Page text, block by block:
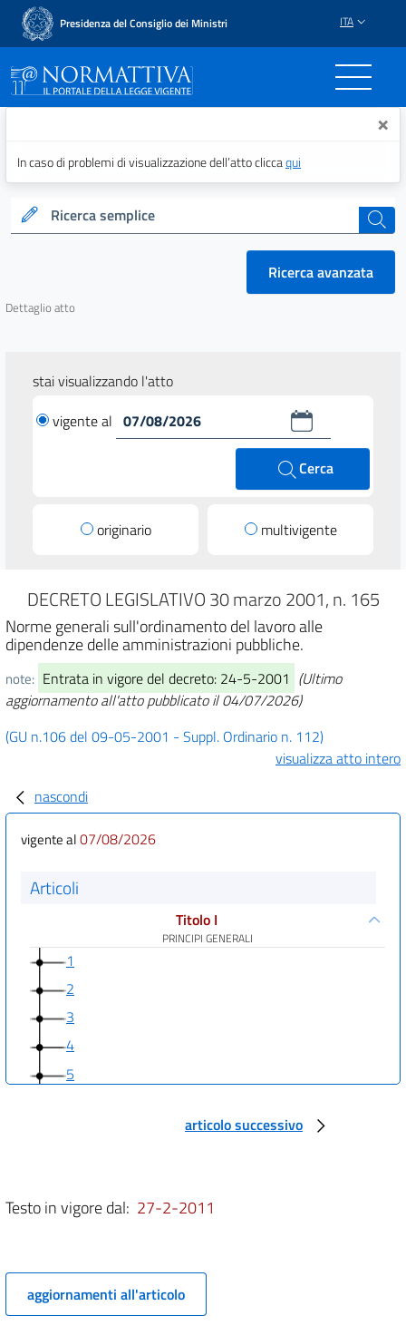
Presidenza del Consiglio dei Ministri ITA
Normattiva - Il portale ×
In caso di problemi di visualizzazione dell’atto cliccaqui
Ricerca semplice cerca
Ricerca avanzata
Dettaglio atto
stai visualizzando l'atto
vigente al
Cerca
originario multivigente
DECRETO LEGISLATIVO 30 marzo 2001, n. 165
Norme generali sull'ordinamento del lavoro alle
dipendenze delle amministrazioni pubbliche.
note: Entrata in vigore del decreto: 24-5-2001 (Ultimo
aggiornamento all'atto pubblicato il 04/07/2026)
(GU n.106 del 09-05-2001 - Suppl. Ordinario n. 112)
visualizza atto intero
nascondi
vigente al07/08/2026
Articoli
Titolo I
PRINCIPI GENERALI
1
2
3
4
5
7 bis
9
Titolo II
ORGANIZZAZIONE
articolo successivo
Testo in vigore dal: 27-2-2011
aggiornamenti all'articolo